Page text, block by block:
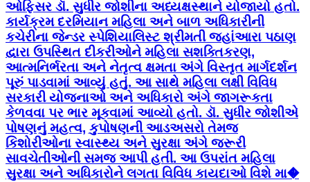
ઓફિસર ડૉ. સુધીર જોશીના અધ્યક્ષસ્થાને યોજાયો હતો.
કાર્યક્રમ દરમિયાન મહિલા અને બાળ અધિકારીની
કચેરીના જેન્ડર સ્પેશિયાલિસ્ટ શ્રીમતી જહાંઆરા પઠાણ
દ્વારા ઉપસ્થિત દીકરીઓને મહિલા સશક્તિકરણ,
આત્મનિર્ભરતા અને નેતૃત્વ ક્ષમતા અંગે વિસ્તૃત માર્ગદર્શન
પૂરું પાડવામાં આવ્યું હતું. આ સાથે મહિલા લક્ષી વિવિધ
સરકારી યોજનાઓ અને અધિકારો અંગે જાગરૂકતા
કેળવવા પર ભાર મૂકવામાં આવ્યો હતો. ડૉ. સુધીર જોશીએ
પોષણનું મહત્વ, કુપોષણની આડઅસરો તેમજ
કિશોરીઓના સ્વાસ્થ્ય અને સુરક્ષા અંગે જરૂરી
સાવચેતીઓની સમજ આપી હતી. આ ઉપરાંત મહિલા
સુરક્ષા અને અધિકારોને લગતા વિવિધ કાયદાઓ વિશે મા�